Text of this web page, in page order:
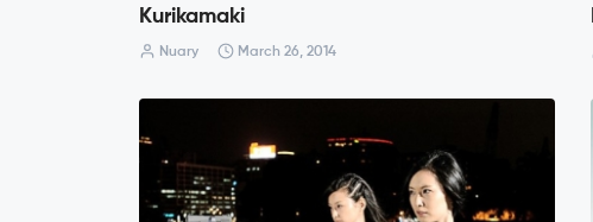
Kurikamaki
Nuary March 26, 2014